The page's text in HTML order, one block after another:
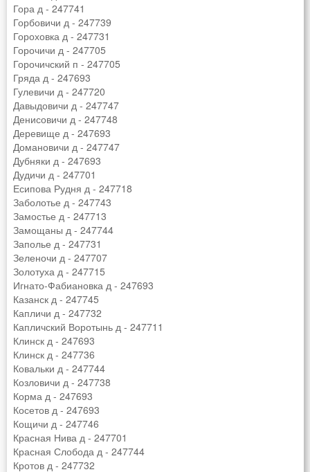
Гора д - 247741
Горбовичи д - 247739
Гороховка д - 247731
Горочичи д - 247705
Горочичский п - 247705
Гряда д - 247693
Гулевичи д - 247720
Давыдовичи д - 247747
Денисовичи д - 247748
Деревище д - 247693
Домановичи д - 247747
Дубняки д - 247693
Дудичи д - 247701
Есипова Рудня д - 247718
Заболотье д - 247743
Замостье д - 247713
Замощаны д - 247744
Заполье д - 247731
Зеленочи д - 247707
Золотуха д - 247715
Игнато-Фабиановка д - 247693
Казанск д - 247745
Капличи д - 247732
Капличский Воротынь д - 247711
Клинск д - 247693
Клинск д - 247736
Ковальки д - 247744
Козловичи д - 247738
Корма д - 247693
Косетов д - 247693
Кощичи д - 247746
Красная Нива д - 247701
Красная Слобода д - 247744
Кротов д - 247732